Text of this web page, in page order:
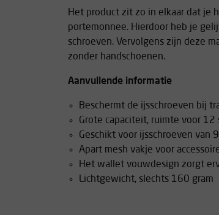
Het product zit zo in elkaar dat je
portemonnee. Hierdoor heb je
schroeven. Vervolgens zijn deze
zonder handschoenen.
Aanvullende informatie
Beschermt de ijsschroeven bij
Grote capaciteit, ruimte voor 12
Geschikt voor ijsschroeven
Apart mesh vakje voor
Het wallet vouwdesign zorgt
Lichtgewicht, slechts 160 gram